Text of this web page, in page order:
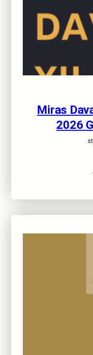
Miras
2026